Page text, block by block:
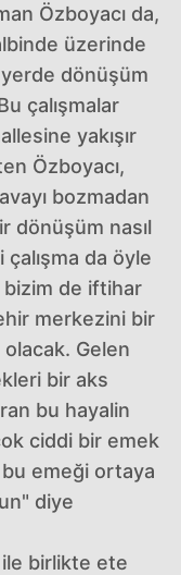
Özboyacı da,
üzerinde
dönüşüm
çalışmalar
yakışır
Özboyacı,
bozmadan
dönüşüm nasıl
çalışma da öyle
bizim de iftihar
merkezini bir
Gelen
bir aks
bu hayalin
ciddi bir emek
bu emeği ortaya
diye
birlikte ete